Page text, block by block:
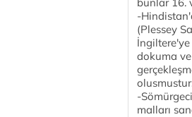
-
(Plessey
dokuma
-
malları